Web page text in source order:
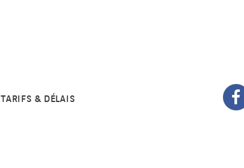
TARIFS & DÉLAIS